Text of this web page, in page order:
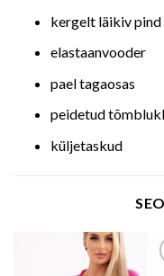
kergelt läikiv pind
elastaanvooder
pael tagaosas
peidetud
küljetaskud